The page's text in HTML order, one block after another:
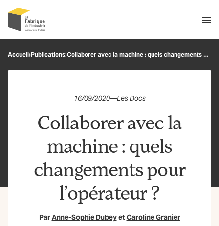
Recherche
Accueil›Publications› Collaborer avec la machine : quels changements pour l’opérateur ?
16/09/2020—Les Docs
Collaborer avec la
machine : quels
changements pour
l’opérateur ?
ParAnne-Sophie DubeyetCaroline Granier